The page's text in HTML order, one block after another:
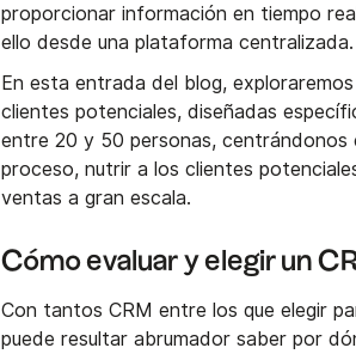
proporcionar información en tiempo
ello desde una plataforma centralizada.
En esta entrada del blog,
clientes potenciales, diseñadas
entre 20 y 50 personas, centrándonos
proceso, nutrir a los clientes
ventas a gran escala.
Cómo evaluar y elegir un
Con tantos CRM entre los que elegir
puede resultar abrumador saber por